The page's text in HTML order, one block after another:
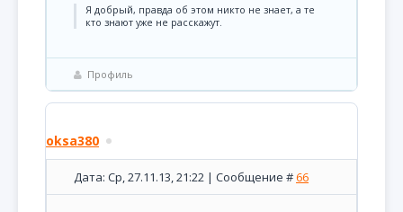
Я добрый, правда об этом никто не знает, а те
кто знают уже не расскажут.
Профиль
oksa380
Дата: Ср, 27.11.13, 21:22 | Сообщение #66